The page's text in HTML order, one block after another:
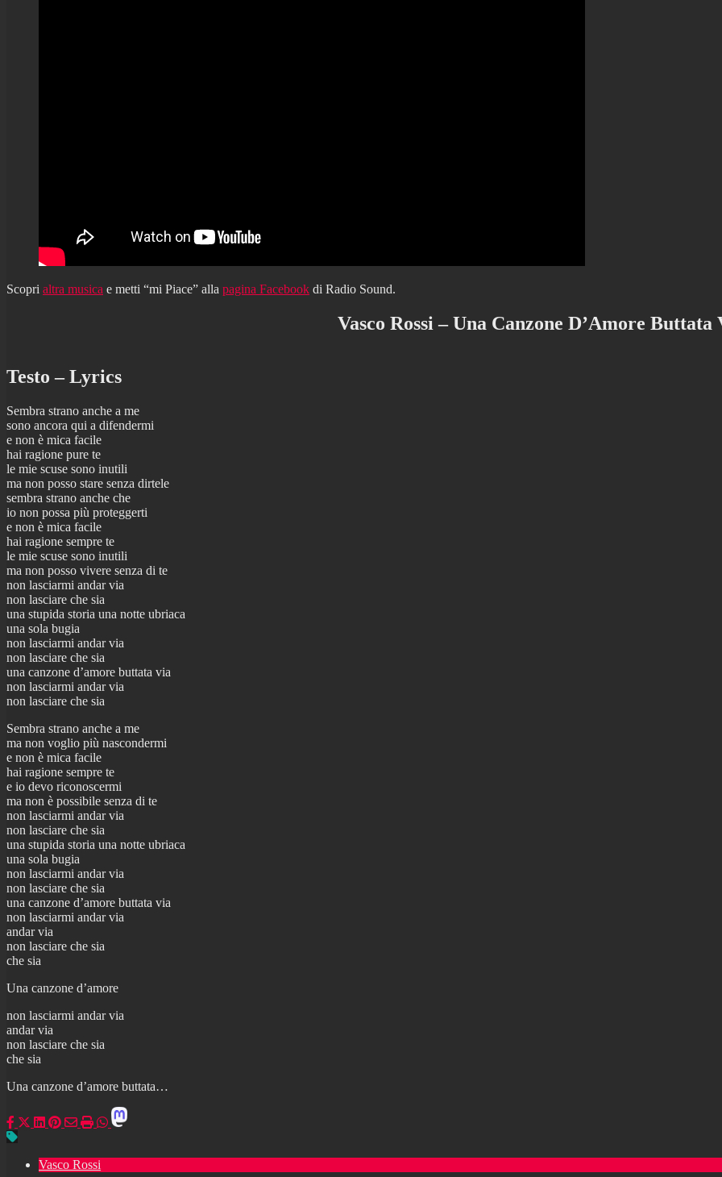
Scopri altra musica e metti “mi Piace” alla pagina Facebook di Radio Sound.
Vasco Rossi – Una Canzone D’Amore Buttata
Testo – Lyrics
Sembra strano anche a me
sono ancora qui a difendermi
e non è mica facile
hai ragione pure te
le mie scuse sono inutili
ma non posso stare senza dirtele
sembra strano anche che
io non possa più proteggerti
e non è mica facile
hai ragione sempre te
le mie scuse sono inutili
ma non posso vivere senza di te
non lasciarmi andar via
non lasciare che sia
una stupida storia una notte ubriaca
una sola bugia
non lasciarmi andar via
non lasciare che sia
una canzone d’amore buttata via
non lasciarmi andar via
non lasciare che sia
Sembra strano anche a me
ma non voglio più nascondermi
e non è mica facile
hai ragione sempre te
e io devo riconoscermi
ma non è possibile senza di te
non lasciarmi andar via
non lasciare che sia
una stupida storia una notte ubriaca
una sola bugia
non lasciarmi andar via
non lasciare che sia
una canzone d’amore buttata via
non lasciarmi andar via
andar via
non lasciare che sia
che sia
Una canzone d’amore
non lasciarmi andar via
andar via
non lasciare che sia
che sia
Una canzone d’amore buttata…
Vasco Rossi